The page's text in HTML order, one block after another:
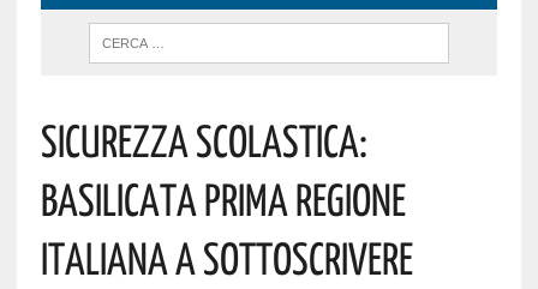
Sicurezza Scolastica:
Basilicata Prima Regione
Italiana A Sottoscrivere